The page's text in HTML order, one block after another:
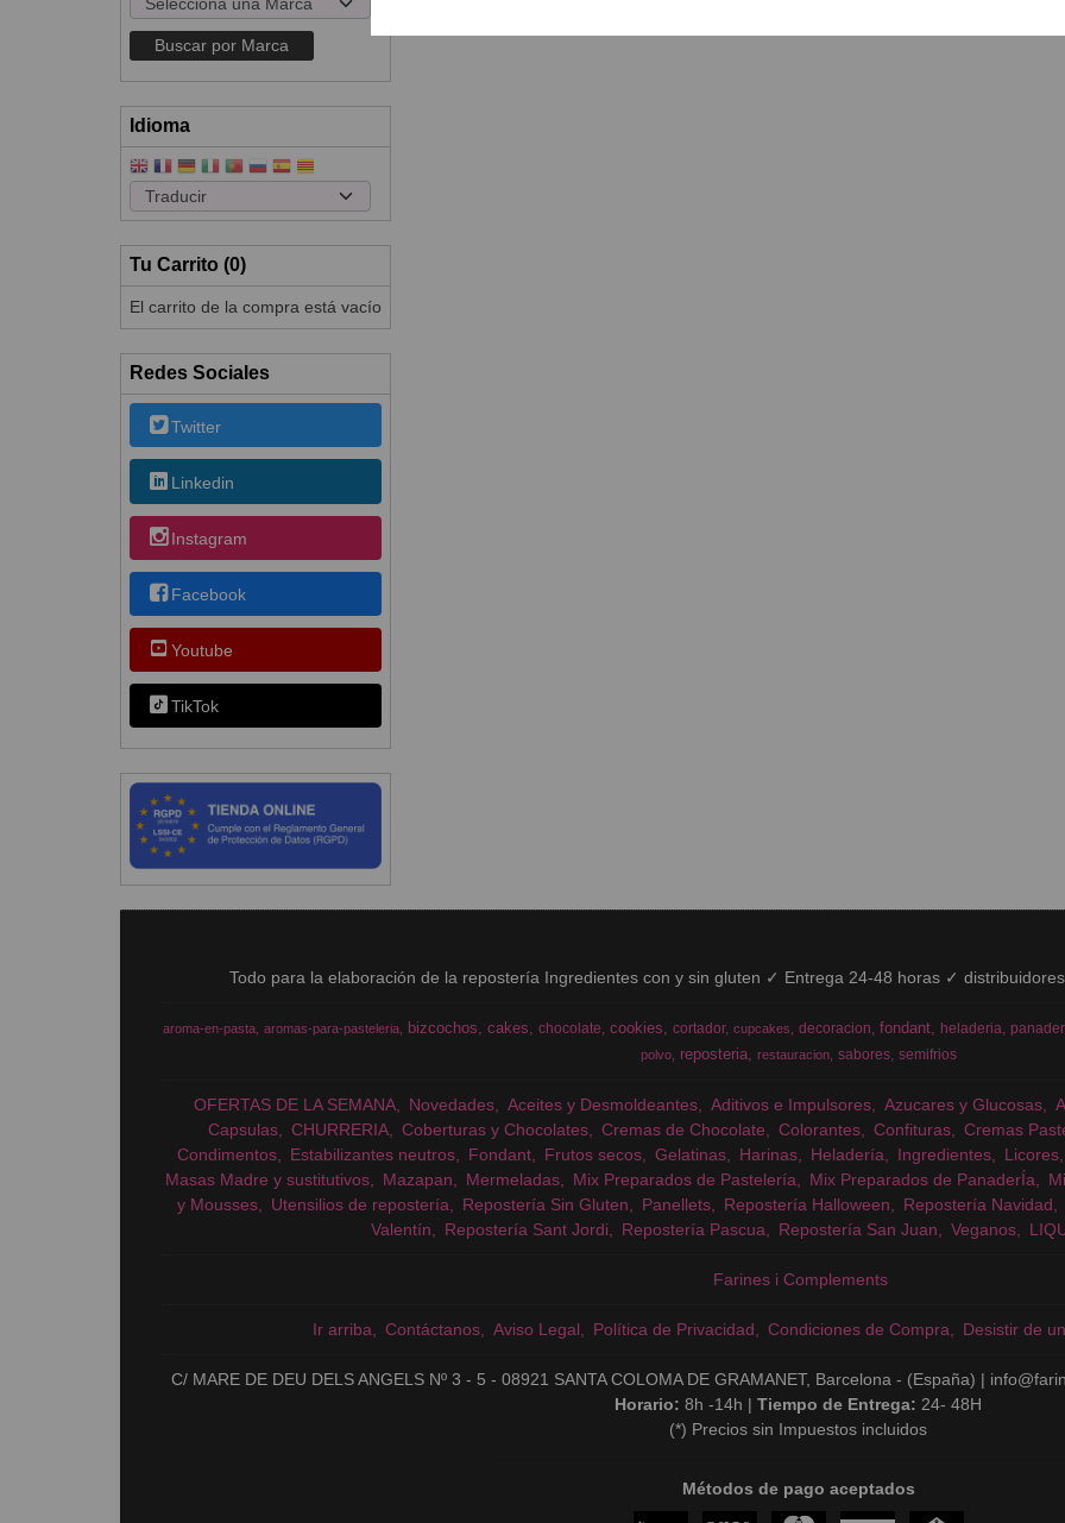
Idioma
Tu Carrito (0)
El carrito de la compra está vacío
Redes Sociales
Twitter
Linkedin
Instagram
Facebook
Youtube
TikTok
Todo para la elaboración de la repostería Ingredientes con y sin gluten ✓ Entrega 24-48 horas ✓
aroma-en-pasta aromas-para-pasteleria bizcochos cakes chocolate cookies cortador cupcakes decoracion fondant heladeria
polvo
reposteria restauracion sabores semifrios
OFERTAS DE LA SEMANA Novedades Aceites y Desmoldeantes Aditivos e Impulsores Azucares y Glucosas
Capsulas
CHURRERIA Coberturas y Chocolates Cremas de Chocolate Colorantes Confituras Cremas
Condimentos
Estabilizantes neutros Fondant Frutos secos Gelatinas Harinas Heladería Ingredientes Licores
Masas Madre y sustitutivos
Mazapan Mermeladas Mix Preparados de Pastelería Mix Preparados de PanaderÍa
y Mousses
Utensilios de repostería Repostería Sin Gluten Panellets Repostería Halloween Repostería Navidad
Valentín
Repostería Sant Jordi Repostería Pascua Repostería San Juan Veganos
Farines i Complements
Ir arriba Contáctanos Aviso Legal Política de Privacidad Condiciones de Compra Desistir de
C/ MARE DE DEU DELS ANGELS Nº 3 - 5 - 08921 SANTA COLOMA DE GRAMANET, Barcelona - (España) |
Horario:8h -14h |Tiempo de Entrega: 24- 48H
(*) Precios sin Impuestos incluidos
Métodos de pago aceptados